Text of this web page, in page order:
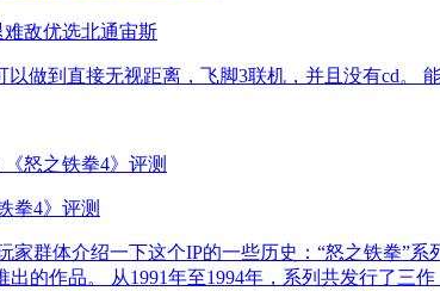
难敌优选北通宙斯
做到直接无视距离，飞脚3联机，并且没有cd。
拳4》评测
家群体介绍一下这个IP的一些历史：“怒之铁拳”
出的作品。 从1991年至1994年，系列共发行了三